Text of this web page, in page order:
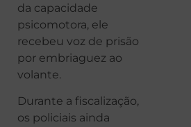
da capacidade
psicomotora, ele
recebeu voz de prisão
por embriaguez ao
volante.
Durante a fiscalização,
os policiais ainda